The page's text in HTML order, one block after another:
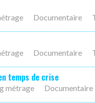
Documentaire
Documentaire
temps de crise
métrage Documentaire